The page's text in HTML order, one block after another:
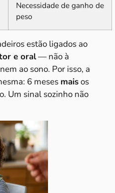
Necessidade de ganho de
peso
estão ligados ao
e oral— não à
ao sono. Por isso, a
6 meses maisos
Um sinal sozinho não